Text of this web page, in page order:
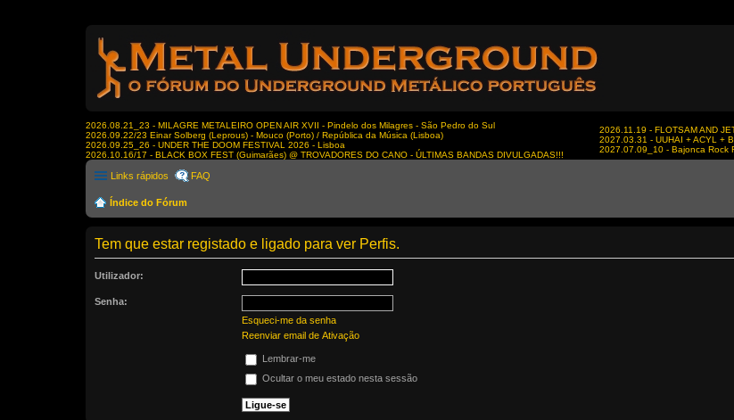
2026.08.21_23 - MILAGRE METALEIRO OPEN AIR XVII - Pindelo dos Milagres - São Pedro do Sul
2026.09.22/23 Einar Solberg (Leprous) - Mouco (Porto) / República da Música (Lisboa)
2026.09.25_26 - UNDER THE DOOM FESTIVAL 2026 - Lisboa
2026.10.16/17 - BLACK BOX FEST (Guimarães) @ TROVADORES DO CANO - ÚLTIMAS BANDAS DIVULGADAS!!!
2026.11.19 - FLOTSAM AND
2027.03.31 - UUHAI + ACYL +
2027.07.09_10 - Bajonca Rock
Links rápidos FAQ
Índice do Fórum
Tem que estar registado e ligado para ver Perfis.
Utilizador:
Senha:
Esqueci-me da senha
Reenviar email de Ativação
Lembrar-me
Ocultar o meu estado nesta sessão